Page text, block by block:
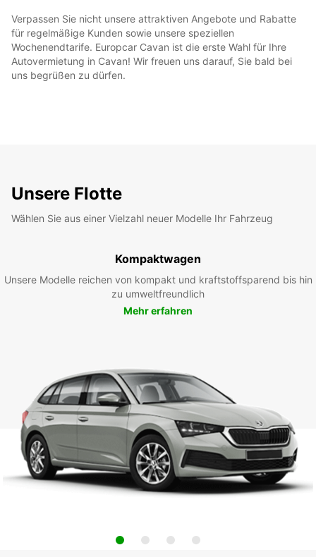
Verpassen Sie nicht unsere attraktiven Angebote und Rabatte
für regelmäßige Kunden sowie unsere speziellen
Wochenendtarife. Europcar Cavan ist die erste Wahl für Ihre
Autovermietung in Cavan! Wir freuen uns darauf, Sie bald bei
uns begrüßen zu dürfen.
Unsere Flotte
Wählen Sie aus einer Vielzahl neuer Modelle Ihr Fahrzeug
Kompaktwagen
Unsere Modelle reichen von kompakt und kraftstoffsparend bis hin
zu umweltfreundlich
Mehr erfahren